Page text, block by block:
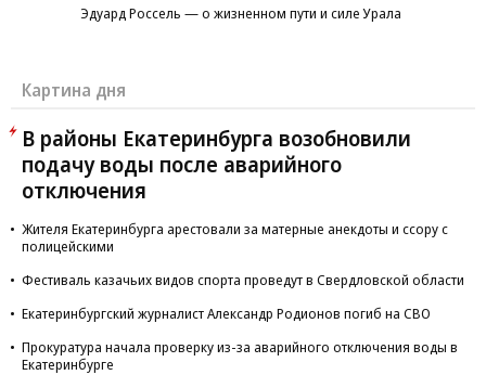
Эдуард Россель — о жизненном пути и силе Урала
Картина дня
В районы Екатеринбурга возобновили
подачу воды после аварийного
отключения
Жителя Екатеринбурга арестовали за матерные анекдоты и ссору с
полицейскими
Фестиваль казачьих видов спорта проведут в Свердловской области
Екатеринбургский журналист Александр Родионов погиб на СВО
Прокуратура начала проверку из-за аварийного отключения воды в
Екатеринбурге